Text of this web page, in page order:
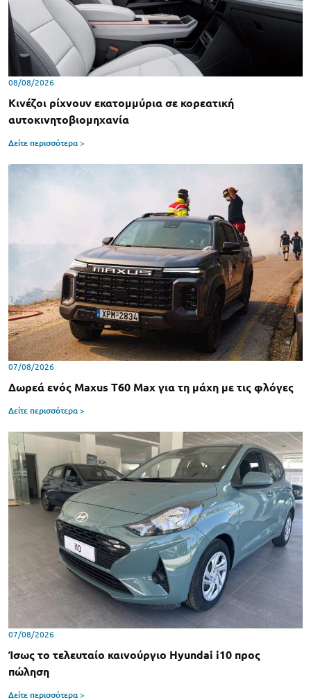
08/08/2026
Κινέζοι ρίχνουν εκατομμύρια σε κορεατική
αυτοκινητοβιομηχανία
Δείτε περισσότερα >
07/08/2026
Δωρεά ενός Maxus T60 Max για τη μάχη με τις φλόγες
Δείτε περισσότερα >
07/08/2026
Ίσως το τελευταίο καινούργιο Hyundai i10 προς
πώληση
Δείτε περισσότερα >